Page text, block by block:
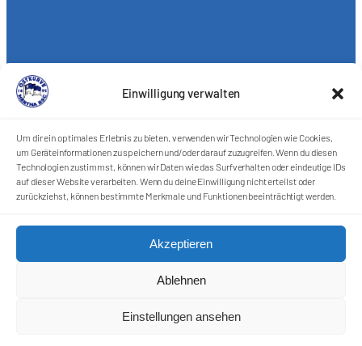
Einwilligung verwalten
Um dir ein optimales Erlebnis zu bieten, verwenden wir Technologien wie Cookies,
um Geräteinformationen zu speichern und/oder darauf zuzugreifen. Wenn du diesen
Technologien zustimmst, können wir Daten wie das Surfverhalten oder eindeutige IDs
auf dieser Website verarbeiten. Wenn du deine Einwilligung nicht erteilst oder
zurückziehst, können bestimmte Merkmale und Funktionen beeinträchtigt werden.
Akzeptieren
Ablehnen
Einstellungen ansehen